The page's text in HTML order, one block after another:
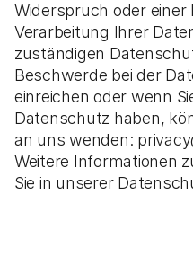
Widerspruch oder einer
Verarbeitung Ihrer
zuständigen
Beschwerde bei der
einreichen oder wenn
Datenschutz haben,
an uns wenden:
Weitere Informationen
Sie in unserer